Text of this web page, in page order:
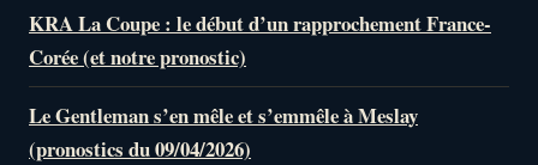
KRA La Coupe : le début d’un rapprochement France-
Corée (et notre pronostic)
Le Gentleman s’en mêle et s’emmêle à Meslay
(pronostics du 09/04/2026)